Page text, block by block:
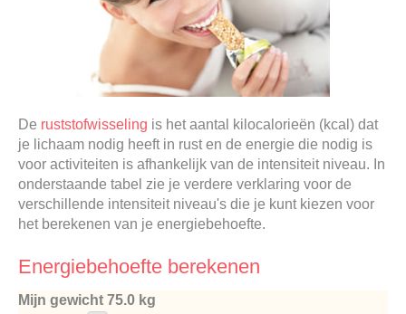
De ruststofwisseling is het aantal kilocalorieën (kcal) dat
je lichaam nodig heeft in rust en de energie die nodig is
voor activiteiten is afhankelijk van de intensiteit niveau. In
onderstaande tabel zie je verdere verklaring voor de
verschillende intensiteit niveau's die je kunt kiezen voor
het berekenen van je energiebehoefte.
Energiebehoefte berekenen
Mijn gewicht 75.0 kg